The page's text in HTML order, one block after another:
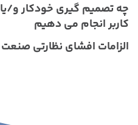
چه تصمیم گیری خودکار و/
کاربر انجام می دهیم
الزامات افشای نظارتی صنعت